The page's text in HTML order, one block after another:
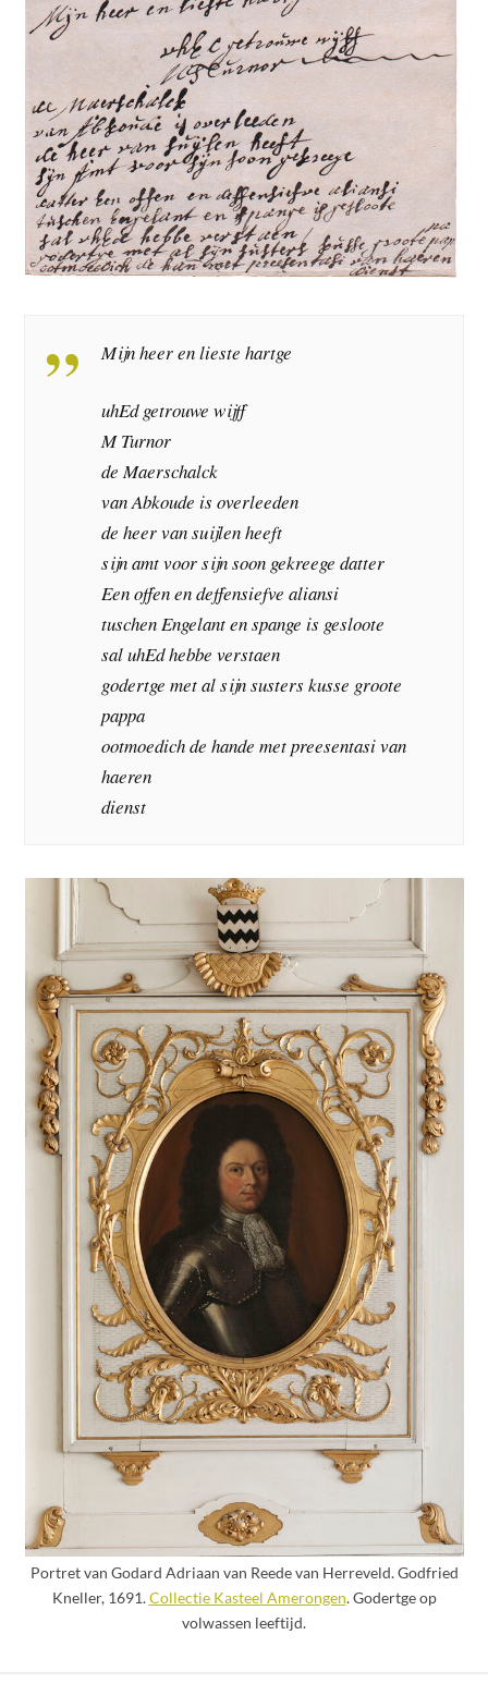
Mijn heer en lieste hartge
uhEd getrouwe wijff
M Turnor
de Maerschalck
van Abkoude is overleeden
de heer van suijlen heeft
sijn amt voor sijn soon gekreege datter
Een offen en deffensiefve aliansi
tuschen Engelant en spange is gesloote
sal uhEd hebbe verstaen
godertge met al sijn susters kusse groote
pappa
ootmoedich de hande met preesentasi van
haeren
dienst
Portret van Godard Adriaan van Reede van Herreveld. Godfried
Kneller, 1691.Collectie Kasteel Amerongen. Godertge op
volwassen leeftijd.